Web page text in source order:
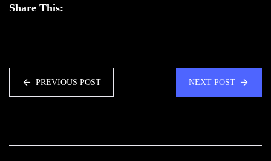
Share This:
PREVIOUS POST NEXT POST